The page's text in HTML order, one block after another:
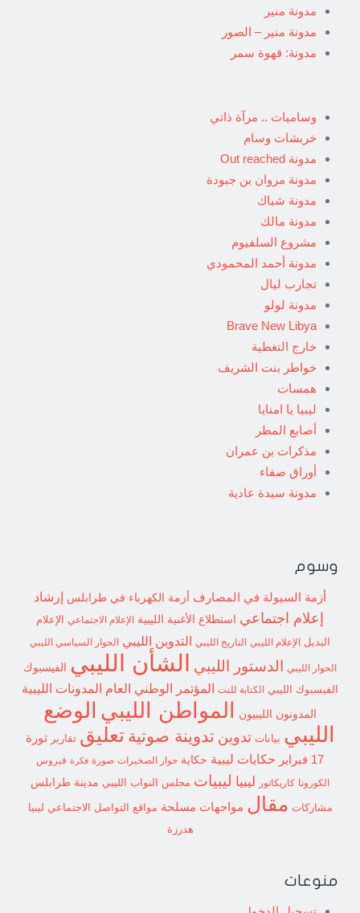
مدونة منير
مدونة منير – الصور
مدونة: قهوة سمر
وساميات .. مرآة ذاتي
خربشات وسام
مدونة Out reached
مدونة مروان بن جبودة
مدونة شباك
مدونة مالك
مشروع السلفيوم
مدونة أحمد المحمودي
تجارب ليال
مدونة لولو
Brave New Libya
خارج التغطية
خواطر بنت الشريف
همسات
ليبيا يا امنايا
أصابع المطر
مذكرات بن عمران
أوراق صفاء
مدونة سيدة عادية
وسوم
أزمة السيولة في المصارف أزمة الكهرباء في طرابلس إرشاد
إعلام اجتماعي استطلاع الأغنية الليبية الإعلام الاجتماعي
الإعلام
البديل الإعلام الليبي التاريخ الليبي التدوين الليبي الحوار السياسي الليبي
الحوار الليبي الدستور الليبي الشأن الليبي الفيسبوك
الفيسبوك الليبي الكتابة للنت المؤتمر الوطني العام المدونات الليبية
المدونون الليبيون المواطن الليبي الوضع
الليبي بيانات تدوين تدوينة صوتية تعليق تقارير
ثورة
17 فبراير
حكايات ليبية حكاية حوار الصخيرات صورة فكرة فيروس
الكورونا كاريكاتور ليبيا ليبيات مجلس النواب الليبي مدينة طرابلس
مشاركات مقال مواجهات مسلحة مواقع التواصل الاجتماعي ليبيا
هدرزة
منوعات